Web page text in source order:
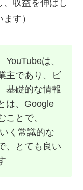
収益を伸ばし
す）
は、
主であり、ビ
基礎的な情報
は、Google
とで、
く常識的な
、とても良い